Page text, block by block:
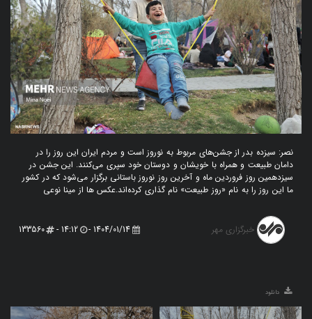
نصر: سیزده بدر از جشن‌های مربوط به نوروز است و مردم ایران این روز را در
دامان طبیعت و همراه با خویشان و دوستان خود سپری می‌کنند. این جشن در
سیزدهمین روز فروردین ماه و آخرین روز نوروز باستانی برگزار می‌شود که در کشور
ما این روز را به نام «روز طبیعت» نام گذاری کرده‌اند.عکس ها از مینا نوعی
خبرگزاری مهر 1404/01/14 -
14:12 -
133560
دانلود